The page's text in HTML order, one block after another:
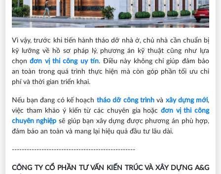
Vì vậy, trước khi tiến hành tháo dỡ nhà ở, chủ nhà cần chuẩn bị
kỹ lưỡng về hồ sơ pháp lý, phương án kỹ thuật cũng như lựa
chọnđơn vị thi công uy tín. Điều này không chỉ giúp đảm bảo
an toàn trong quá trình thực hiện mà còn góp phần tối ưu chi
phí và thời gian triển khai.
Nếu bạn đang có kế hoạch tháo dỡ công trìnhvà xây dựng mới,
việc tham khảo ý kiến từ các chuyên gia hoặc đơn vị thi công
chuyên nghiệp sẽ giúp bạn xây dựng được phương án phù hợp,
đảm bảo an toàn và mang lại hiệu quả đầu tư lâu dài.
--------------------------------------------------
CÔNG TY CỔ PHẦN TƯ VẤN KIẾN TRÚC VÀ XÂY DỰNG A&G